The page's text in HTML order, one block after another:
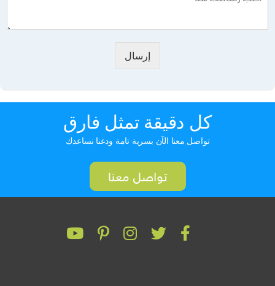
إرسال
كل دقيقة تمثل فارق
تواصل معنا الآن بسرية تامة ودعنا نساعدك
تواصل معنا